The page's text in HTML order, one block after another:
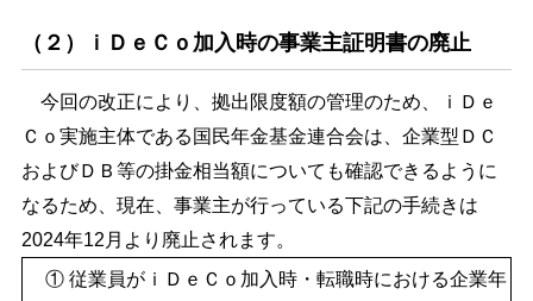
（２）ｉＤｅＣｏ加入時の事業主証明書の廃止
今回の改正により、拠出限度額の管理のため、ｉＤｅ
Ｃｏ実施主体である国民年金基金連合会は、企業型ＤＣ
およびＤＢ等の掛金相当額についても確認できるように
なるため、現在、事業主が行っている下記の手続きは
2024年12月より廃止されます。
① 従業員がｉＤｅＣｏ加入時・転職時における企業年